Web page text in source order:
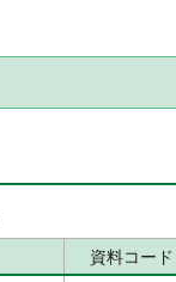
資料コード